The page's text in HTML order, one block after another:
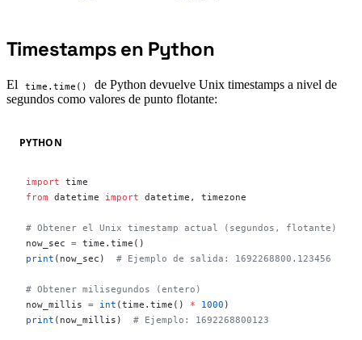
#
Timestamps en Python
El time.time()
de Python devuelve Unix timestamps a nivel de
segundos como valores de punto flotante:
PYTHON
import time
from datetime import datetime, timezone
# Obtener el Unix timestamp actual (segundos, flotante)
now_sec = time.time()
print (now_sec) # Ejemplo de salida: 1692268800.123456
# Obtener milisegundos (entero)
now_millis = int (time.time() * 1000 )
print (now_millis) # Ejemplo: 1692268800123